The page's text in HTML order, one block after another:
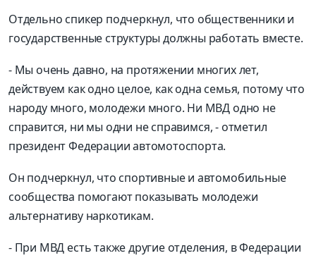
Отдельно спикер подчеркнул, что общественники и
государственные структуры должны работать вместе.
- Мы очень давно, на протяжении многих лет,
действуем как одно целое, как одна семья, потому что
народу много, молодежи много. Ни МВД одно не
справится, ни мы одни не справимся,- отметил
президент Федерации автомотоспорта.
Он подчеркнул, что спортивные и автомобильные
сообщества помогают показывать молодежи
альтернативу наркотикам.
- При МВД есть также другие отделения, в Федерации